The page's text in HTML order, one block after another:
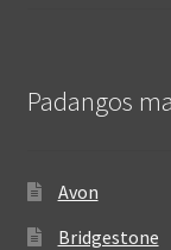
Padangos
Avon
Bridgestone